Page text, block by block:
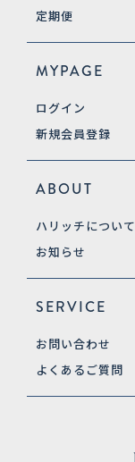
定期便
MYPAGE
ログイン
新規会員登録
ABOUT
ハリッチについて
お知らせ
SERVICE
お問い合わせ
よくあるご質問